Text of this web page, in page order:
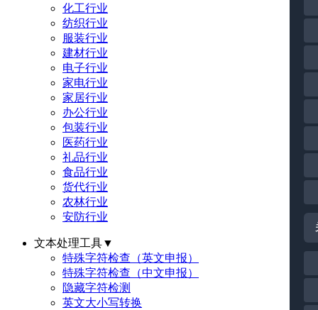
化工行业
纺织行业
服装行业
建材行业
电子行业
家电行业
家居行业
办公行业
包装行业
医药行业
礼品行业
食品行业
货代行业
农林行业
安防行业
文本处理工具▼
特殊字符检查（英文申报）
特殊字符检查（中文申报）
隐藏字符检测
英文大小写转换